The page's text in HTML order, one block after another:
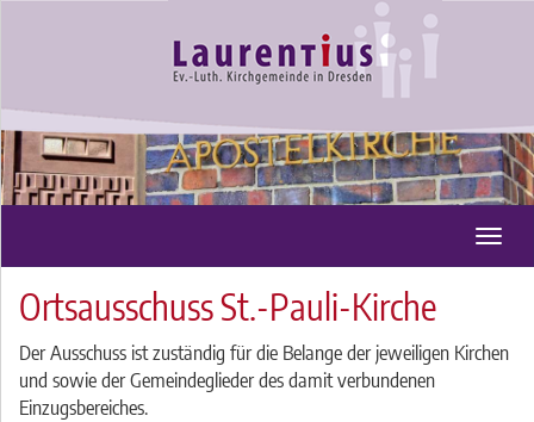
Ortsausschuss St.-Pauli-Kirche
Der Ausschuss ist zuständig für die Belange der jeweiligen Kirchen
und sowie der Gemeindeglieder des damit verbundenen
Einzugsbereiches.